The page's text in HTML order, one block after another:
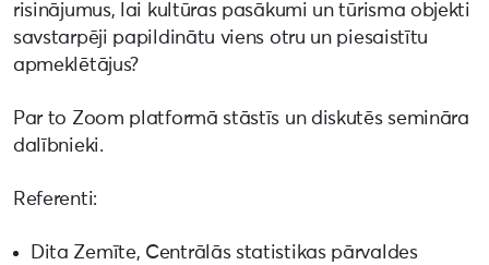
risinājumus, lai kultūras pasākumi un tūrisma objekti
savstarpēji papildinātu viens otru un piesaistītu
apmeklētājus?
Par to Zoom platformā stāstīs un diskutēs semināra
dalībnieki.
Referenti:
Dita Zemīte, Centrālās statistikas pārvaldes